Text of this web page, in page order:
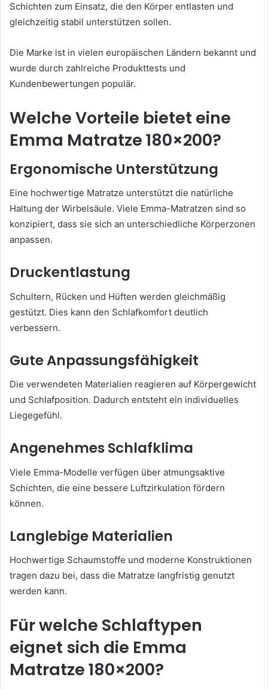
Schichten zum Einsatz, die den Körper entlasten und
gleichzeitig stabil unterstützen sollen.
Die Marke ist in vielen europäischen Ländern bekannt und
wurde durch zahlreiche Produkttests und
Kundenbewertungen populär.
Welche Vorteile bietet eine
Emma Matratze 180×200?
Ergonomische Unterstützung
Eine hochwertige Matratze unterstützt die natürliche
Haltung der Wirbelsäule. Viele Emma-Matratzen sind so
konzipiert, dass sie sich an unterschiedliche Körperzonen
anpassen.
Druckentlastung
Schultern, Rücken und Hüften werden gleichmäßig
gestützt. Dies kann den Schlafkomfort deutlich
verbessern.
Gute Anpassungsfähigkeit
Die verwendeten Materialien reagieren auf Körpergewicht
und Schlafposition. Dadurch entsteht ein individuelles
Liegegefühl.
Angenehmes Schlafklima
Viele Emma-Modelle verfügen über atmungsaktive
Schichten, die eine bessere Luftzirkulation fördern
können.
Langlebige Materialien
Hochwertige Schaumstoffe und moderne Konstruktionen
tragen dazu bei, dass die Matratze langfristig genutzt
werden kann.
Für welche Schlaftypen
eignet sich die Emma
Matratze 180×200?